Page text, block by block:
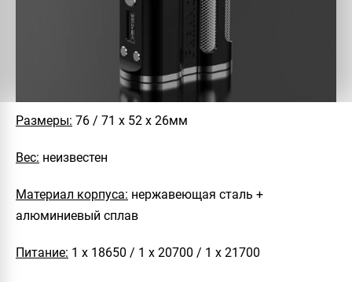
Размеры: 76 / 71 х 52 х 26мм
Вес: неизвестен
Материал корпуса: нержавеющая сталь +
алюминиевый сплав
Питание: 1 х 18650 / 1 х 20700 / 1 х 21700